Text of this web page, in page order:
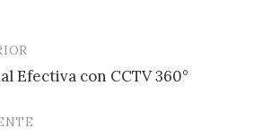
Efectiva con CCTV 360°